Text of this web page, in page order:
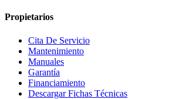
Propietarios
Cita De Servicio
Mantenimiento
Manuales
Garantía
Financiamiento
Descargar Fichas Técnicas